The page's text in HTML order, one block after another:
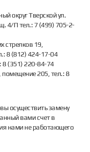
округ Тверской ул.
4/П тел.: 7 (499) 705-2-
стрелков 19,
8 (812) 424-17-04
8 (351) 220-84-74
помещение 205, тел.: 8
осуществить замену
вами счет в
нами не работающего